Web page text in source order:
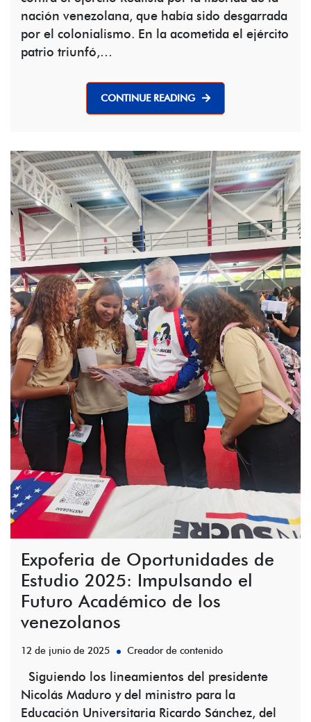
nación venezolana, que había sido desgarrada
por el colonialismo. En la acometida el ejército
patrio triunfó,…
CONTINUE READING
Expoferia de Oportunidades de
Estudio 2025: Impulsando el
Futuro Académico de los
venezolanos
12 de junio de 2025 Creador de contenido
Siguiendo los lineamientos del presidente
Nicolás Maduro y del ministro para la
Educación Universitaria Ricardo Sánchez, del